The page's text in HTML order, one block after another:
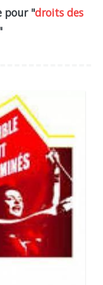
pour "droits des